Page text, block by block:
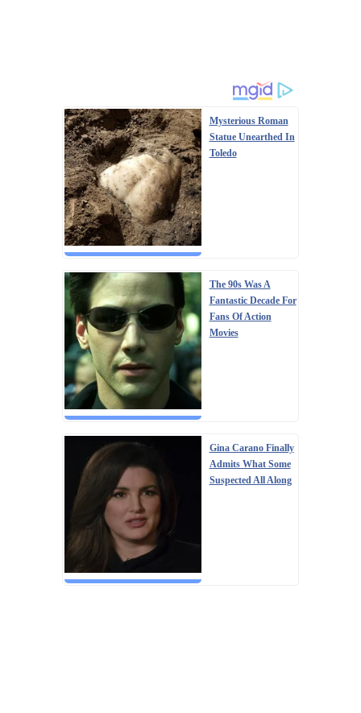
Mysterious Roman
Statue Unearthed In
Toledo
The 90s Was A
Fantastic Decade For
Fans Of Action
Movies
Gina Carano Finally
Admits What Some
Suspected All Along